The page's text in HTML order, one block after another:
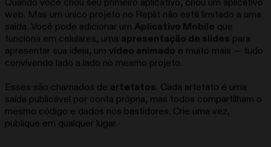
web. Mas um único projeto no Replit não está limitado a uma
saída. Você pode adicionar um Aplicativo Mobile que
funciona em celulares, uma apresentação de slides para
apresentar sua ideia, um vídeo animado e muito mais — tudo
convivendo lado a lado no mesmo projeto.
Esses são chamados de artefatos. Cada artefato é uma
saída publicável por conta própria, mas todos compartilham o
mesmo código e dados nos bastidores. Crie uma vez,
publique em qualquer lugar.